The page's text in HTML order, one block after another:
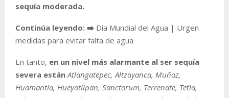
sequía moderada.
Continúa leyendo: ➡️ Día Mundial del Agua | Urgen
medidas para evitar falta de agua
En tanto, en un nivel más alarmante al ser sequía
severa están Atlangatepec, Altzayanca, Muñoz,
Huamantla, Hueyotlipan, Sanctorum, Terrenate, Tetla,